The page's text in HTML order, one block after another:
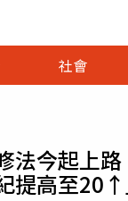
社會
法今起上
提高至20↑